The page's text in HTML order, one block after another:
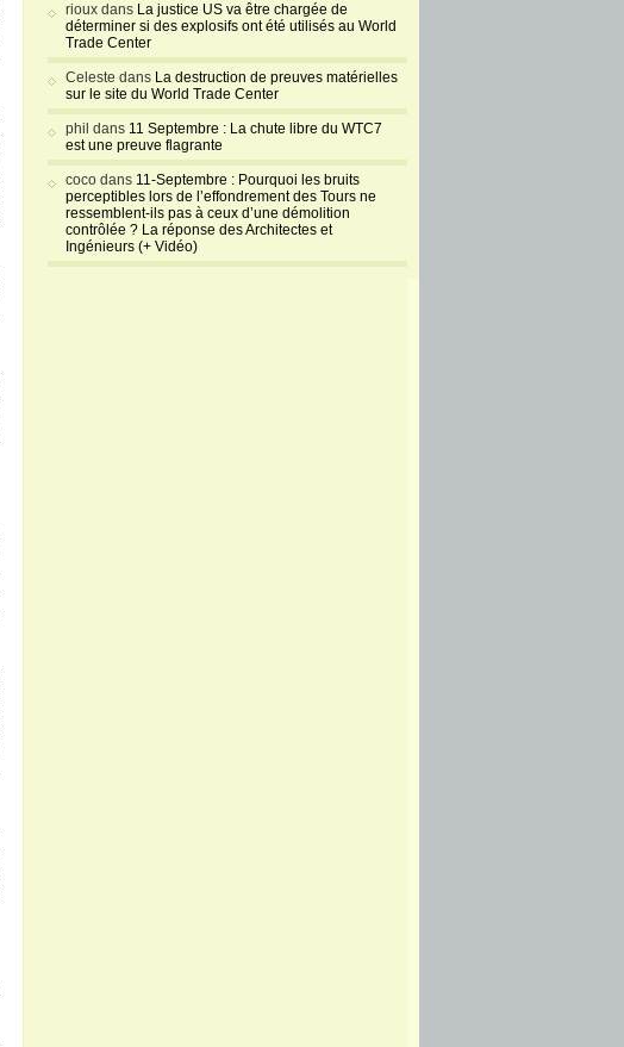
rioux dans La justice US va être chargée de
déterminer si des explosifs ont été utilisés au World
Trade Center
Celeste dans La destruction de preuves matérielles
sur le site du World Trade Center
phil dans 11 Septembre : La chute libre du WTC7
est une preuve flagrante
coco dans 11-Septembre : Pourquoi les bruits
perceptibles lors de l’effondrement des Tours ne
ressemblent-ils pas à ceux d’une démolition
contrôlée ? La réponse des Architectes et
Ingénieurs (+ Vidéo)